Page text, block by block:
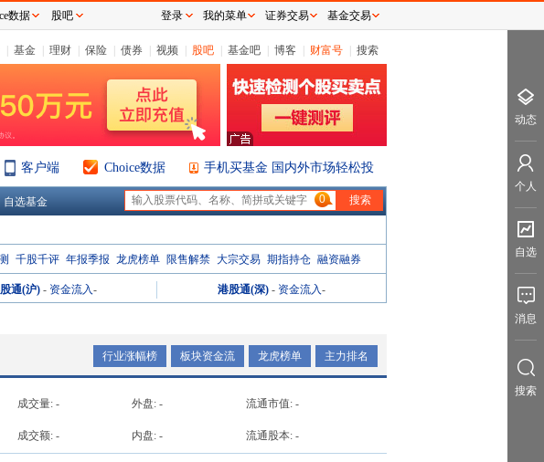
基金 理财 保险 债券 视频 股吧 基金吧 博客 财富号 搜索
客户端 Choice数据 手机买基金 国内外市场轻松投
自选基金 0
千股千评 年报季报 龙虎榜单 限售解禁 大宗交易 期指持仓 融资融券
通(沪) - 资金流入- 港股通(深) - 资金流入-
行业涨幅榜 板块资金流 龙虎榜单 主力排名
成交量: - 外盘: - 流通市值: -
成交额: - 内盘: - 流通股本: -
数据 股吧 登录 我的菜单 证券交易 基金交易
动态
个人
自选
消息
搜索